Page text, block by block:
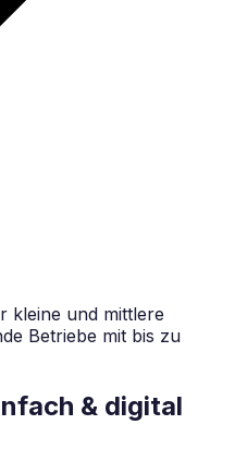
kleine und mittlere
Betriebe mit bis zu
& digital